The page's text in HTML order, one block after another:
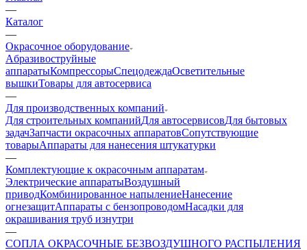
—
Каталог
—
Окрасочное оборудование
Aбразивоструйные
аппаратыКомпрессорыСпецодеждаОсветительные
вышкиТовары для автосервиса
—
Для производственных компаний
Для строительных компанийДля автосервисовДля бытовых
задачЗапчасти окрасочных аппаратовСопутствующие
товарыАппараты для нанесения штукатурки
—
Комплектующие к окрасочным аппаратам
Электрические аппаратыВоздушный
приводКомбинированное напылениеНанесение
огнезащитАппараты с бензопроводомНасадки для
окрашивания труб изнутри
—
СОПЛА ОКРАСОЧНЫЕ БЕЗВОЗДУШНОГО РАСПЫЛЕНИЯ